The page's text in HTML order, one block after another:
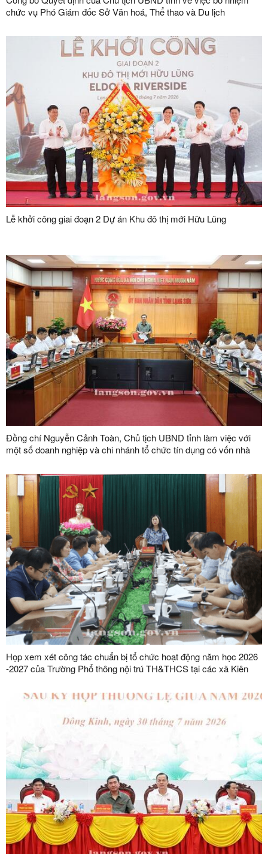
chức vụ Phó Giám đốc Sở Văn hoá, Thể thao và Du lịch
Lễ khởi công giai đoạn 2 Dự án Khu đô thị mới Hữu Lũng
Đồng chí Nguyễn Cảnh Toàn, Chủ tịch UBND tỉnh làm việc với
một số doanh nghiệp và chi nhánh tổ chức tín dụng có vốn nhà
Họp xem xét công tác chuẩn bị tổ chức hoạt động năm học 2026
-2027 của Trường Phổ thông nội trú TH&THCS tại các xã Kiên